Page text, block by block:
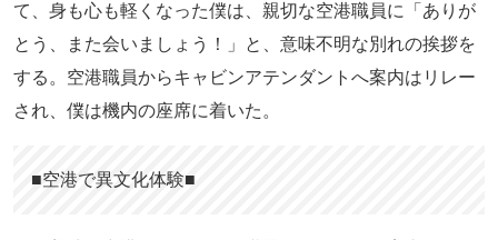
て、身も心も軽くなった僕は、親切な空港職員に「ありが
とう、また会いましょう！」と、意味不明な別れの挨拶を
する。空港職員からキャビンアテンダントへ案内はリレー
され、僕は機内の座席に着いた。
■空港で異文化体験■